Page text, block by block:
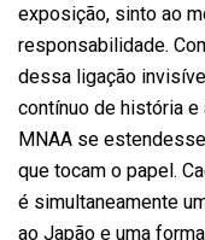
exposição, sinto ao
responsabilidade.
dessa ligação
contínuo de história
MNAA se
que tocam o papel.
é simultaneamente
ao Japão e uma